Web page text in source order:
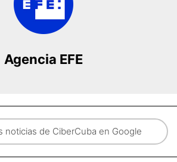
Agencia EFE
noticias de CiberCuba en Google